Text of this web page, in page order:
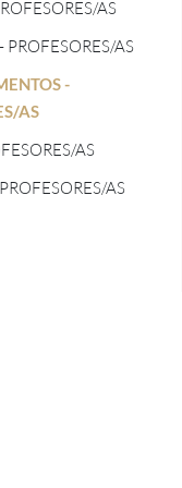
-
AS
AS
AS
-
AS
AS
AS